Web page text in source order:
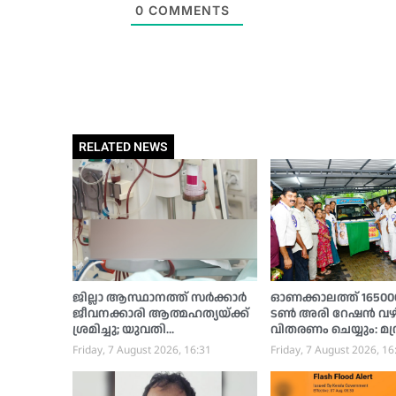
0 COMMENTS
RELATED NEWS
ജില്ലാ ആസ്ഥാനത്ത് സര്‍ക്കാര്‍
ജീവനക്കാരി ആത്മഹത്യയ്ക്ക്
ശ്രമിച്ചു; യുവതി
ആശുപത്രിയില്‍
Friday, 7 August 2026, 16:31
ഓണക്കാലത്ത്
ടണ്‍ അരി റേഷന്‍
വിതരണം ചെയ്യും:
അനൂപ് ജേക്കബ്
Friday, 7 August 2026,